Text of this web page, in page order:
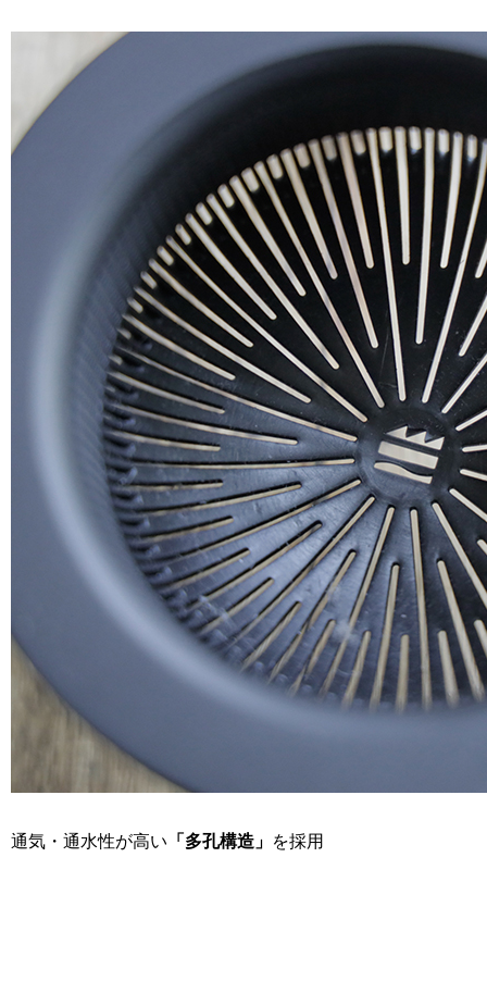
通気・通水性が高い 「多孔構造」 を採用